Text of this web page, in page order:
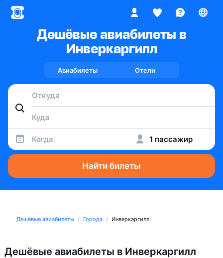
Дешёвые авиабилеты в
Инверкаргилл
Авиабилеты Отели
Когда 1 пассажир
Найти билеты
Дешёвые авиабилеты Города Инверкаргилл
Дешёвые авиабилеты в Инверкаргилл